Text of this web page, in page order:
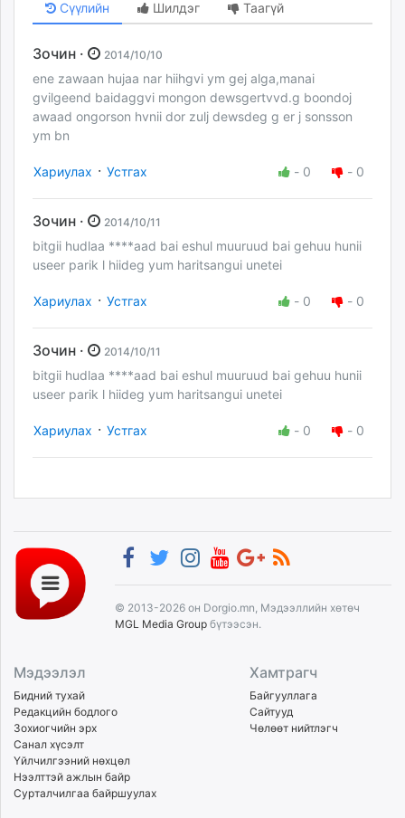
Сүүлийн Шилдэг Таагүй
Зочин · 2014/10/10
ene zawaan hujaa nar hiihgvi ym gej alga,manai
gvilgeend baidaggvi mongon dewsgertvvd.g boondoj
awaad ongorson hvnii dor zulj dewsdeg g er j sonsson
ym bn
Хариулах · Устгах - 0 - 0
Зочин · 2014/10/11
bitgii hudlaa ****aad bai eshul muuruud bai gehuu hunii
useer parik l hiideg yum haritsangui unetei
Хариулах · Устгах - 0 - 0
Зочин · 2014/10/11
bitgii hudlaa ****aad bai eshul muuruud bai gehuu hunii
useer parik l hiideg yum haritsangui unetei
Хариулах · Устгах - 0 - 0
© 2013-2026 он Dorgio.mn, Мэдээллийн хөтөч
MGL Media Group бүтээсэн.
Мэдээлэл
Бидний тухай
Редакцийн бодлого
Зохиогчийн эрх
Санал хүсэлт
Үйлчилгээний нөхцөл
Нээлттэй ажлын байр
Сурталчилгаа байршуулах
Хамтрагч
Байгууллага
Сайтууд
Чөлөөт нийтлэгч